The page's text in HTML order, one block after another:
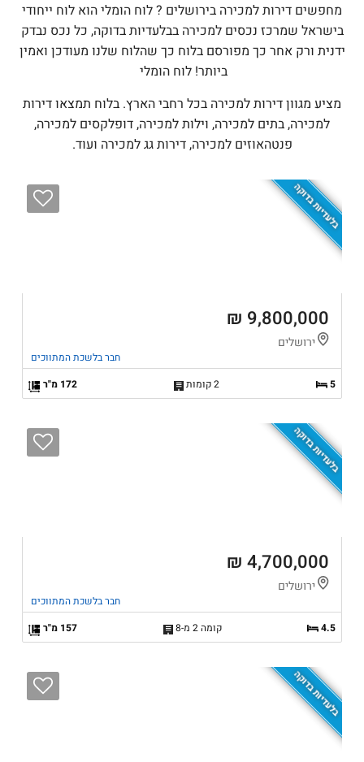
מחפשים דירות למכירה בירושלים ? לוח הומלי הוא לוח ייחודי
בישראל שמרכז נכסים למכירה בבלעדיות בדוקה, כל נכס נבדק
ידנית ורק אחר כך מפורסם בלוח כך שהלוח שלנו מעודכן ואמין
ביותר! לוח הומלי
מציע מגוון דירות למכירה בכל רחבי הארץ. בלוח תמצאו דירות
למכירה, בתים למכירה, וילות למכירה, דופלקסים למכירה,
פנטהאוזים למכירה, דירות גג למכירה ועוד.
בלעדיות בדוקה
9,800,000 ₪
ירושלים
חבר בלשכת המתווכים
5
2 קומות 172 מ"ר
בלעדיות בדוקה
4,700,000 ₪
ירושלים
חבר בלשכת המתווכים
4.5
קומה 2 מ-8 157 מ"ר
בלעדיות בדוקה